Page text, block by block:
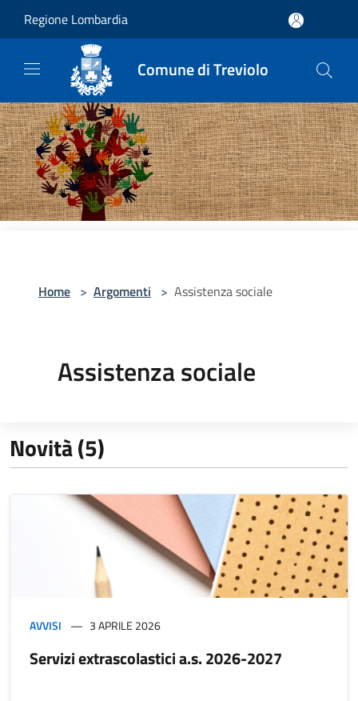
Regione Lombardia
Comune di Treviolo
Home > Argomenti > Assistenza sociale
Assistenza sociale
Novità (5)
AVVISI 3 APRILE 2026
Servizi extrascolastici a.s. 2026-2027